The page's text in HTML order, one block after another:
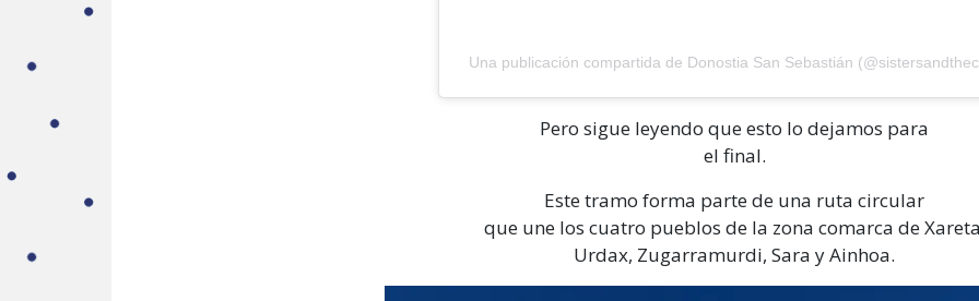
Una publicación compartida de Donostia San Sebastián
Pero sigue leyendo que esto lo dejamos para
el final.
Este tramo forma parte de una ruta circular
que une los cuatro pueblos de la zona comarca de
Urdax, Zugarramurdi, Sara y Ainhoa.